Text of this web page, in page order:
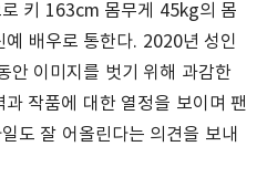
키 163cm 몸무게 45kg의 몸
배우로 통한다. 2020년 성인
안 이미지를 벗기 위해 과감한
작품에 대한 열정을 보이며 팬
도 잘 어올린다는 의견을 보내